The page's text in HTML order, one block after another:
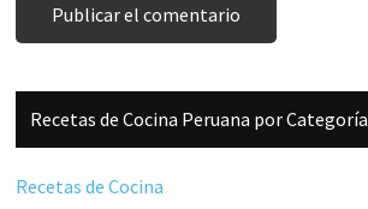
Barra
lateral
principal
Recetas de Cocina Peruana por Categoría
Recetas de Cocina